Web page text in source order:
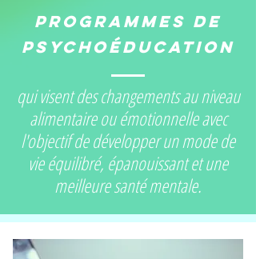
programmes de
psychoéducation
qui visent des changements au niveau
alimentaire ou émotionnelle avec
l'objectif de développer un mode de
vie équilibré, épanouissant et une
meilleure santé mentale.